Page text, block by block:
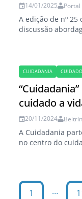
14/01/2025
A edição de nº
discussão
CUIDADANIA
cuidado a
20/11/2024
A Cuidadania
no centro do
1 …